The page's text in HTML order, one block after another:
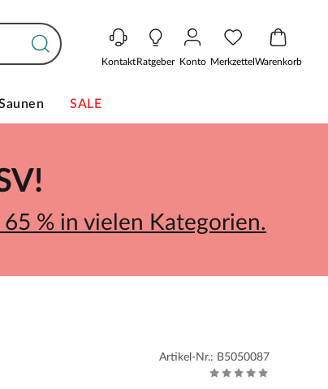
KontaktRatgeber Konto MerkzettelWarenkorb
SALE
% in vielen Kategorien.
Artikel-Nr.: B5050087